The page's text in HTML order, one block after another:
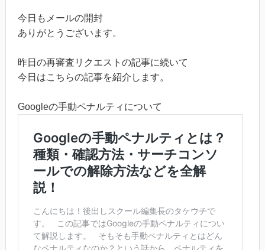
今日もメールの開封
ありがとうございます。
昨日の再審査リクエストの記事に続いて
今日はこちらの記事を紹介します。
Googleの手動ペナルティについて